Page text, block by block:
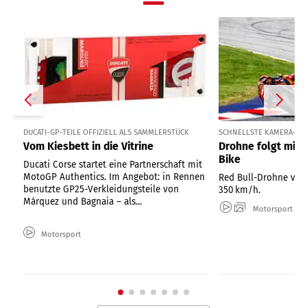
DUCATI-GP-TEILE OFFIZIELL ALS SAMMLERSTÜCK
Vom Kiesbett in die Vitrine
Ducati Corse startet eine Partnerschaft mit
MotoGP Authentics. Im Angebot: in Rennen
benutzte GP25-Verkleidungsteile von
Márquez und Bagnaia – als...
Motorsport
SCHNELLSTE KAMERA-
Drohne folgt mit
Bike
Red Bull-Drohne
350 km/h.
Motorsport